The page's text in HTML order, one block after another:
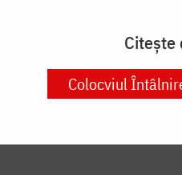
Citește
Colocviul